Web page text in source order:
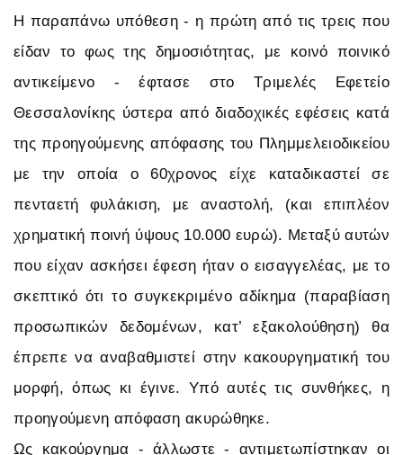
Η παραπάνω υπόθεση - η πρώτη από τις τρεις που
είδαν το φως της δημοσιότητας, με κοινό ποινικό
αντικείμενο - έφτασε στο Τριμελές Εφετείο
Θεσσαλονίκης ύστερα από διαδοχικές εφέσεις κατά
της προηγούμενης απόφασης του Πλημμελειοδικείου
με την οποία ο 60χρονος είχε καταδικαστεί σε
πενταετή φυλάκιση, με αναστολή, (και επιπλέον
χρηματική ποινή ύψους 10.000 ευρώ). Μεταξύ αυτών
που είχαν ασκήσει έφεση ήταν ο εισαγγελέας, με το
σκεπτικό ότι το συγκεκριμένο αδίκημα (παραβίαση
προσωπικών δεδομένων, κατ’ εξακολούθηση) θα
έπρεπε να αναβαθμιστεί στην κακουργηματική του
μορφή, όπως κι έγινε. Υπό αυτές τις συνθήκες, η
προηγούμενη απόφαση ακυρώθηκε.
Ως κακούργημα - άλλωστε - αντιμετωπίστηκαν οι